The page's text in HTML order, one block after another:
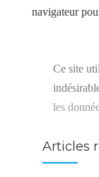
navigateur
Ce site
les
Articles